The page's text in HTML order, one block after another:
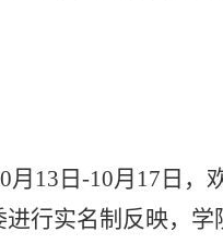
月 13 日 -10月 17 日，
行实名制反映，